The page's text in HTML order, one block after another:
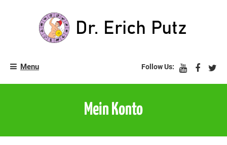
Menu Follow Us:
Mein Konto